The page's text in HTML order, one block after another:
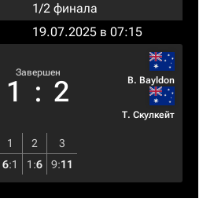
1/2 финала
19.07.2025 в 07:15
Завершен
1 : 2 B. Bayldon
Т. Скулкейт
1 2
3
6:1 1 :6 9:11